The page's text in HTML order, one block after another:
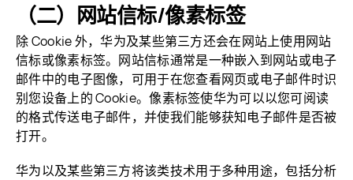
（二）网站信标/像素标签
除 Cookie 外，华为及某些第三方还会在网站上使用网站
信标或像素标签。网站信标通常是一种嵌入到网站或电子
邮件中的电子图像，可用于在您查看网页或电子邮件时识
别您设备上的 Cookie。像素标签使华为可以以您可阅读
的格式传送电子邮件，并使我们能够获知电子邮件是否被
打开。
华为以及某些第三方将该类技术用于多种用途，包括分析